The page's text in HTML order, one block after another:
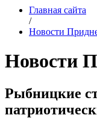
Главная сайта
/
Новости
Новости
Рыбницкие